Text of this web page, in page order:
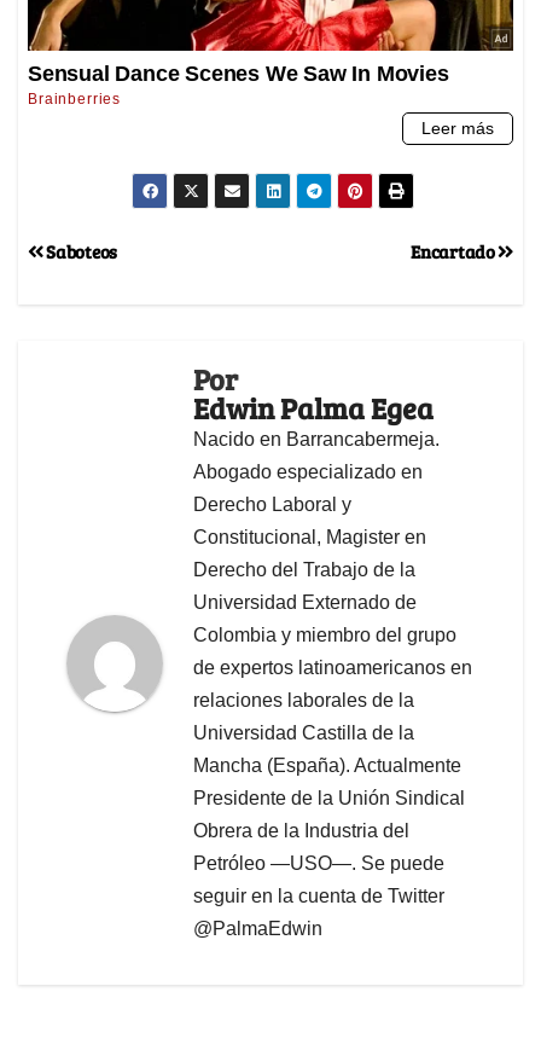
Encartado
Saboteos
Por
Edwin Palma Egea
Nacido en Barrancabermeja.
Abogado especializado en
Derecho Laboral y
Constitucional, Magister en
Derecho del Trabajo de la
Universidad Externado de
Colombia y miembro del grupo
de expertos latinoamericanos en
relaciones laborales de la
Universidad Castilla de la
Mancha (España). Actualmente
Presidente de la Unión Sindical
Obrera de la Industria del
Petróleo —USO—. Se puede
seguir en la cuenta de Twitter
@PalmaEdwin